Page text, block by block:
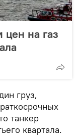
цен на газ
груз,
танкер
квартала.